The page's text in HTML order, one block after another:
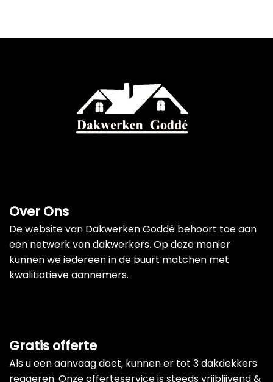
Over Ons
De website van Dakwerken Goddé behoort toe aan
een netwerk van dakwerkers. Op deze manier
kunnen we iedereen in de buurt matchen met
kwalitiatieve aannemers.
Gratis offerte
Als u een aanvaag doet, kunnen er tot 3 dakdekkers
reageren. Onze offerteservice is steeds vrijblijvend &